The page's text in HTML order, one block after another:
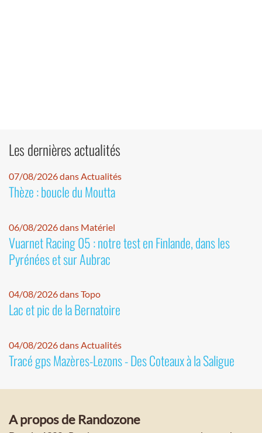
Les dernières actualités
07/08/2026 dans Actualités
Thèze : boucle du Moutta
06/08/2026 dans Matériel
Vuarnet Racing 05 : notre test en Finlande, dans les
Pyrénées et sur Aubrac
04/08/2026 dans Topo
Lac et pic de la Bernatoire
04/08/2026 dans Actualités
Tracé gps Mazères-Lezons - Des Coteaux à la Saligue
A propos de Randozone